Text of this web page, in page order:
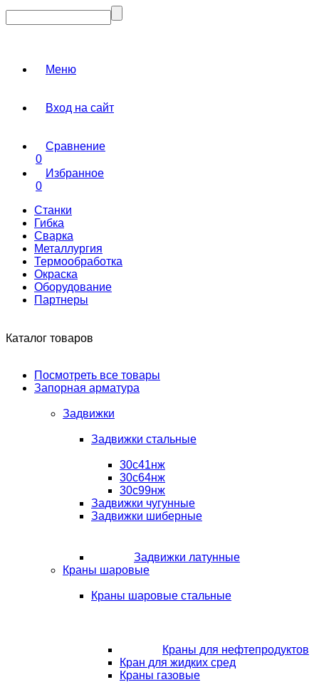
Меню
Вход на сайт
Сравнение
0
Избранное
0
Станки
Гибка
Сварка
Металлургия
Термообработка
Окраска
Оборудование
Партнеры
Каталог товаров
Посмотреть все товары
Запорная арматура
Задвижки
Задвижки стальные
30с41нж
30с64нж
30с99нж
Задвижки чугунные
Задвижки шиберные
Задвижки латунные
Краны шаровые
Краны шаровые стальные
Краны для нефтепродуктов
Кран для жидких сред
Краны газовые